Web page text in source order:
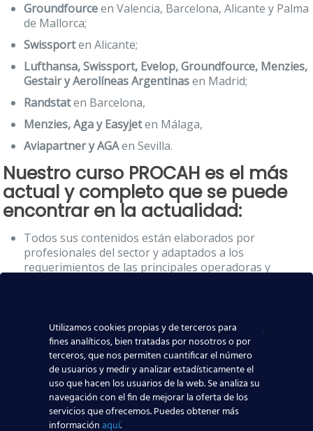
Groundfourceen Valencia, Barcelona, Alicante y Palma
de Mallorca;
Swissporten Alicante;
Lufthansa, Swissport, Evelop, Groundfource, Menzies,
Gestair y Aerolíneas Argentinasen Madrid;
Randstaten Barcelona,
Menzies, Aga y Easyjeten Málaga,
Aviapartner y AGAen Sevilla.
Nuestro curso PROCAH es el más
actual y completo que se puede
encontrar en la actualidad:
Todos sus contenidos están elaborados por
profesionales del sector y adaptados a los
requerimientos de las principales operadoras y
esto les da la posibilidad de dotar a la formación de un
cariz práctico y siempre relacionado con la realidad
laboral.
Nuestros alumnos PROCAH también cuentan el apoyo
y asesoramiento del equipo de Orientadores
Laborales, psicólogos expertos que los asesoraran y
acompañaran hasta la inserción laboral.
Utilizamos cookies propias y de terceros para
fines analíticos, bien tratadas por nosotros o por
terceros, que nos permiten cuantificar el número
de usuarios y medir y analizar estadísticamente el
uso que hacen los usuarios de la web. Se analiza su
navegación con el fin de mejorar la oferta de los
servicios que ofrecemos. Puedes obtener más
informaciónaquí.